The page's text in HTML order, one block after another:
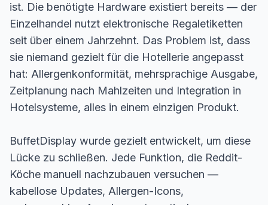
ist. Die benötigte Hardware existiert bereits — der
Einzelhandel nutzt elektronische Regaletiketten
seit über einem Jahrzehnt. Das Problem ist, dass
sie niemand gezielt für die Hotellerie angepasst
hat: Allergenkonformität, mehrsprachige Ausgabe,
Zeitplanung nach Mahlzeiten und Integration in
Hotelsysteme, alles in einem einzigen Produkt.
BuffetDisplay wurde gezielt entwickelt, um diese
Lücke zu schließen. Jede Funktion, die Reddit-
Köche manuell nachzubauen versuchen —
kabellose Updates, Allergen-Icons,